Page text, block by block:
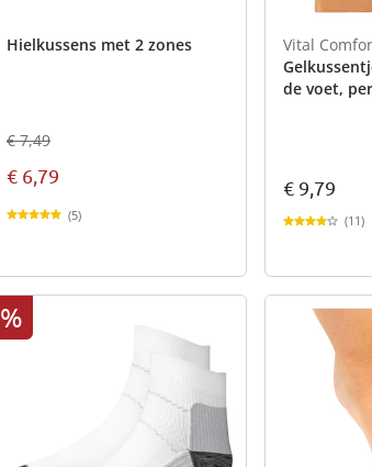
Hielkussens met 2 zones
€ 7,49
€ 6,79
(5)
Vital
de voet,
€ 9,79
(11)
%